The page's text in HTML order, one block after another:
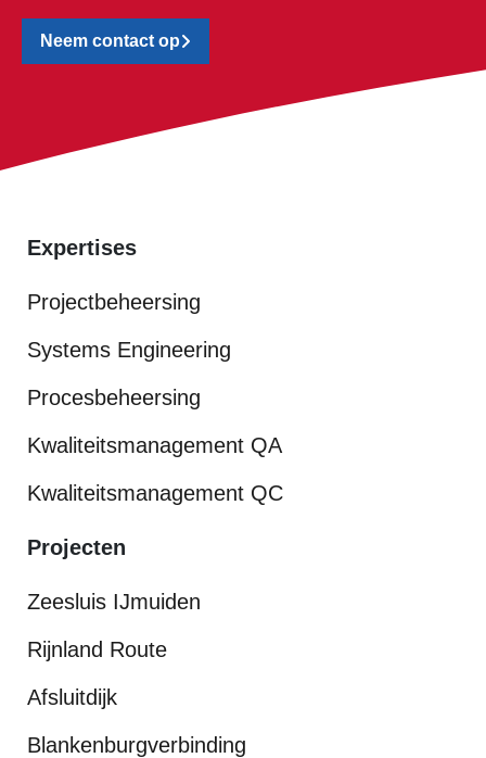
Neem contact op
Expertises
Projectbeheersing
Systems Engineering
Procesbeheersing
Kwaliteitsmanagement QA
Kwaliteitsmanagement QC
Projecten
Zeesluis IJmuiden
Rijnland Route
Afsluitdijk
Blankenburgverbinding